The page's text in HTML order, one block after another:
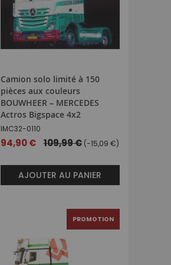
Camion solo limité à 150
pièces aux couleurs
BOUWHEER – MERCEDES
Actros Bigspace 4x2
IMC32-0110
Prix
94,90 € 109,99 € (-15,09 €)
AJOUTER AU PANIER
PROMOTION